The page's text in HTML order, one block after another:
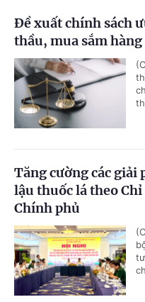
Đề xuất chính sách
thầu, mua sắm
Tăng cường các giải
lậu thuốc lá theo
Chính phủ